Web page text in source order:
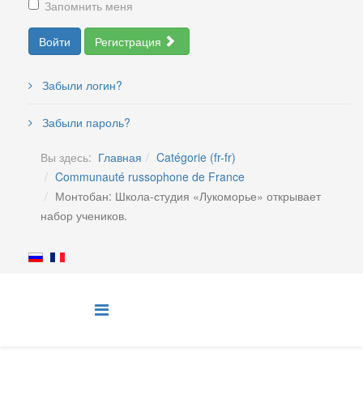
Запомнить меня
Войти Регистрация
Забыли логин?
Забыли пароль?
Вы здесь: Главная
Catégorie (fr-fr)
Communauté russophone de France
Монтобан: Школа-студия «Лукоморье» открывает
набор учеников.